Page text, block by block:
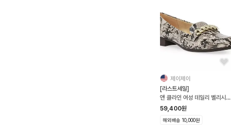
제이제이
[라스트세일]
앤 클라인 여성 데일리 벨리시티
로퍼 (블랙,멀티)
59,400원
해외배송 10,000원